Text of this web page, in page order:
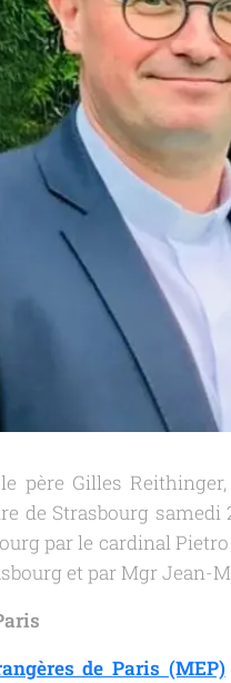
père Gilles
de Strasbourg
par le cardinal
et par Mgr Jean-
de Paris (MEP)